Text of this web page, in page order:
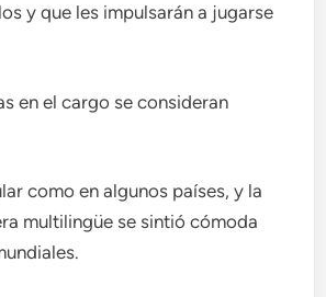
y que les impulsarán a jugarse
en el cargo se consideran
como en algunos países, y la
multilingüe se sintió cómoda